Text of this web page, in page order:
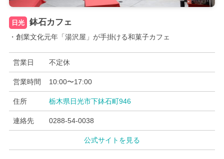
日光 鉢石カフェ
・創業文化元年「湯沢屋」が手掛ける和菓子カフェ
営業日 不定休
営業時間 10:00〜17:00
住所 栃木県日光市下鉢石町946
連絡先 0288-54-0038
公式サイトを見る